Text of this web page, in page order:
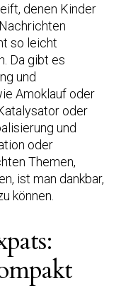
denen Kinder
so leicht
Da gibt es
und
Amoklauf oder
oder
und
oder
Themen,
ist man dankbar,
können.